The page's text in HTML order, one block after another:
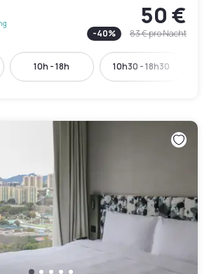
50 €
-40% 83 €pro Nacht
10h - 18h 10h30 - 18h30